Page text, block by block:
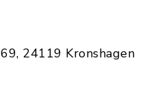
24119 Kronshagen